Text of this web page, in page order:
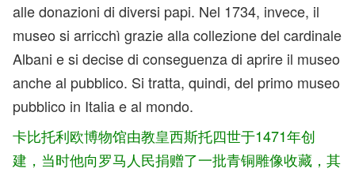
alle donazioni di diversi papi. Nel 1734, invece, il
museo si arricchì grazie alla collezione del cardinale
Albani e si decise di conseguenza di aprire il museo
anche al pubblico. Si tratta, quindi, del primo museo
pubblico in Italia e al mondo.
卡比托利欧博物馆由教皇西斯托四世于1471年创
建，当时他向罗马人民捐赠了一批青铜雕像收藏，其